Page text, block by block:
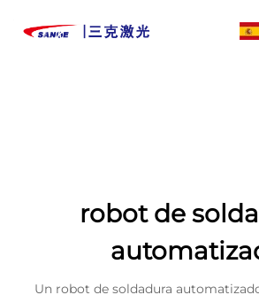
robot de
Un robot de soldadura